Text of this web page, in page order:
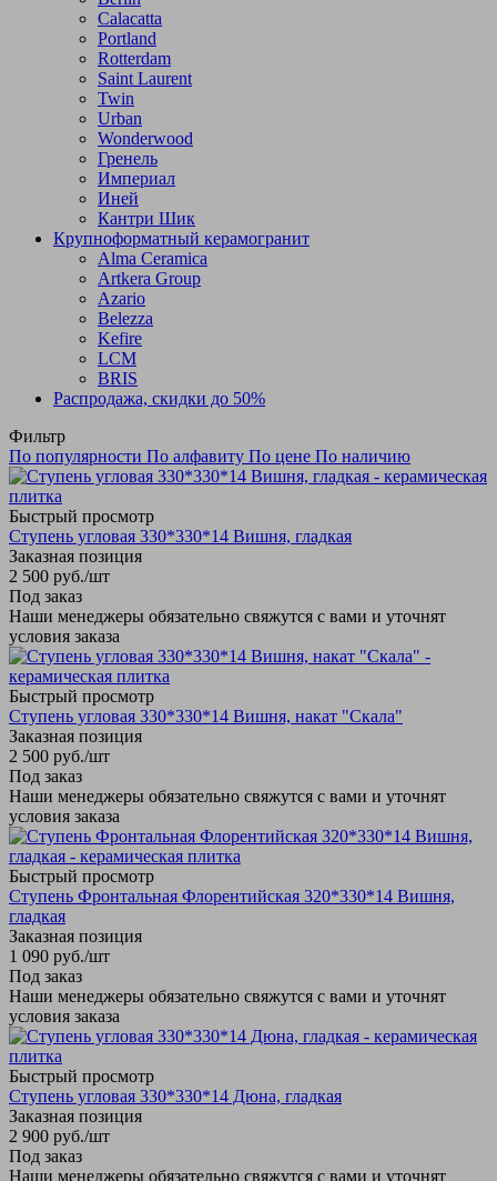
Calacatta
Portland
Rotterdam
Saint Laurent
Twin
Urban
Wonderwood
Гренель
Империал
Иней
Кантри Шик
Крупноформатный керамогранит
Alma Ceramica
Artkera Group
Azario
Belezza
Kefire
LCM
BRIS
Распродажа, скидки до 50%
Фильтр
По популярности По алфавиту По цене По наличию
Быстрый просмотр
Ступень угловая 330*330*14 Вишня, гладкая
Заказная позиция
2 500 руб./шт
Под заказ
Наши менеджеры обязательно свяжутся с вами и уточнят
условия заказа
Быстрый просмотр
Ступень угловая 330*330*14 Вишня, накат "Скала"
Заказная позиция
2 500 руб./шт
Под заказ
Наши менеджеры обязательно свяжутся с вами и уточнят
условия заказа
Быстрый просмотр
Ступень Фронтальная Флорентийская 320*330*14 Вишня,
гладкая
Заказная позиция
1 090 руб./шт
Под заказ
Наши менеджеры обязательно свяжутся с вами и уточнят
условия заказа
Быстрый просмотр
Ступень угловая 330*330*14 Дюна, гладкая
Заказная позиция
2 900 руб./шт
Под заказ
Наши менеджеры обязательно свяжутся с вами и уточнят